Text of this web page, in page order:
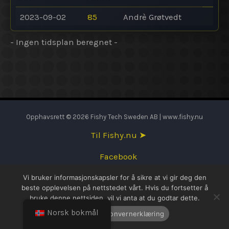
2023-09-02 85 Andrè Grøtvedt
- Ingen tidsplan beregnet -
Opphavsrett © 2026 Fishy Tech Sweden AB | www.fishy.nu
Til Fishy.nu ➤
Facebook
English
Svenska
Norsk bokmål
Vi bruker informasjonskapsler for å sikre at vi gir deg den
beste opplevelsen på nettstedet vårt. Hvis du fortsetter å
bruke denne nettsiden, vil vi anta at du godtar dette.
OK
Personvernerklæring